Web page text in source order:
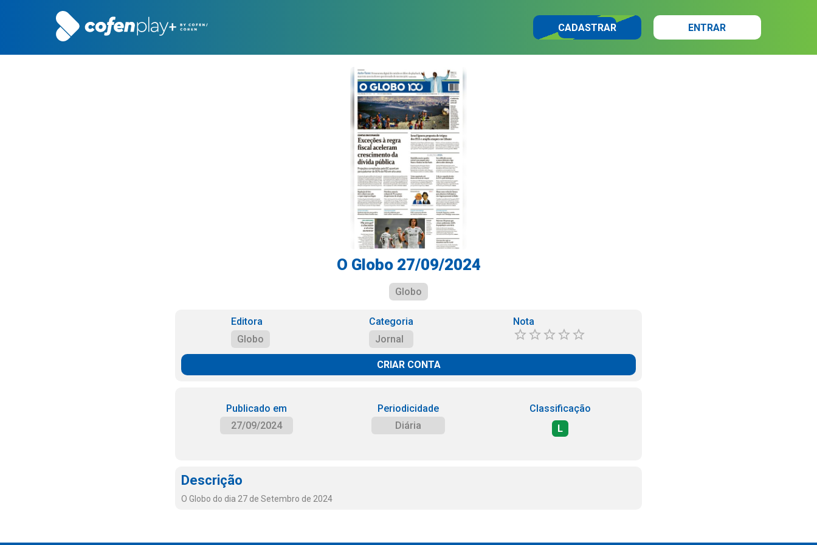
CADASTRAR ENTRAR
O Globo 27/09/2024
Globo
Editora
Globo
Categoria
Jornal
Nota
CRIAR CONTA
Publicado em
27/09/2024
Periodicidade
Diária
Classificação
L
Descrição
O Globo do dia 27 de Setembro de 2024